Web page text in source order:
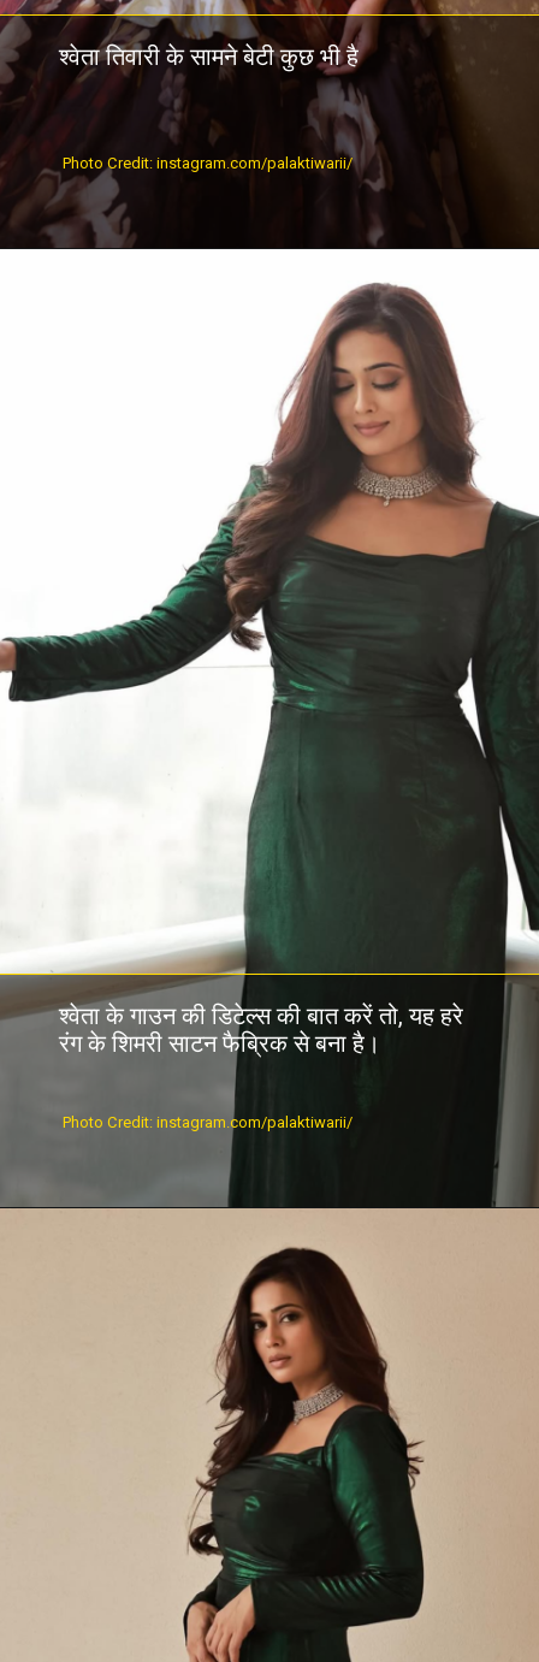
श्वेता तिवारी के सामने बेटी कुछ भी है
Photo Credit: instagram.com/palaktiwarii/
श्वेता के गाउन की डिटेल्स की बात करें तो, यह हरे
रंग के शिमरी साटन फैब्रिक से बना है।
Photo Credit: instagram.com/palaktiwarii/